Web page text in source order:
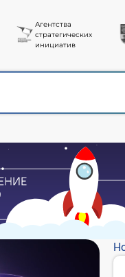
Агентства
стратегических
инициатив